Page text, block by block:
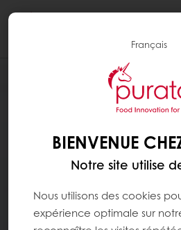
BIENVENUE
Notre site utilise
Nous utilisons des cookies
expérience optimale sur